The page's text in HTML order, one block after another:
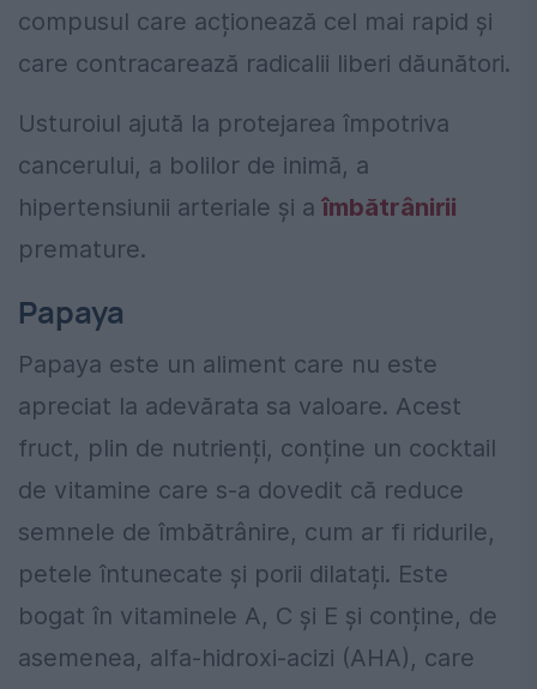
compusul care acționează cel mai rapid și
care contracarează radicalii liberi dăunători.
Usturoiul ajută la protejarea împotriva
cancerului, a bolilor de inimă, a
hipertensiunii arteriale și aîmbătrânirii
premature.
Papaya
Papaya este un aliment care nu este
apreciat la adevărata sa valoare. Acest
fruct, plin de nutrienți, conține un cocktail
de vitamine care s-a dovedit că reduce
semnele de îmbătrânire, cum ar fi ridurile,
petele întunecate și porii dilatați. Este
bogat în vitaminele A, C și E și conține, de
asemenea, alfa-hidroxi-acizi (AHA), care